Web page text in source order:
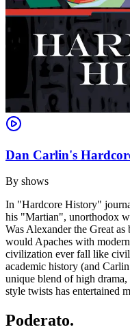
Dan Carlin's
By shows
In "Hardcore History"
his "Martian", unorthodox
Was Alexander the Great
would Apaches with
civilization ever fall like
academic history (and
unique blend of high
style twists has entertained
Poderato.